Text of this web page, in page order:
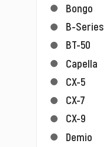
Bongo
B-Series
BT-50
Capella
CX-5
CX-7
CX-9
Demio